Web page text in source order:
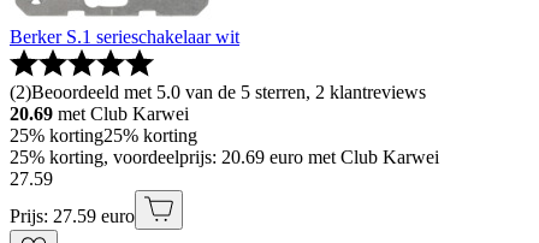
Berker S.1 serieschakelaar wit
(2)Beoordeeld met 5.0 van de 5 sterren, 2 klantreviews
20.69 met Club Karwei
25% korting25% korting
25% korting, voordeelprijs: 20.69 euro met Club Karwei
27.59
Prijs: 27.59 euro